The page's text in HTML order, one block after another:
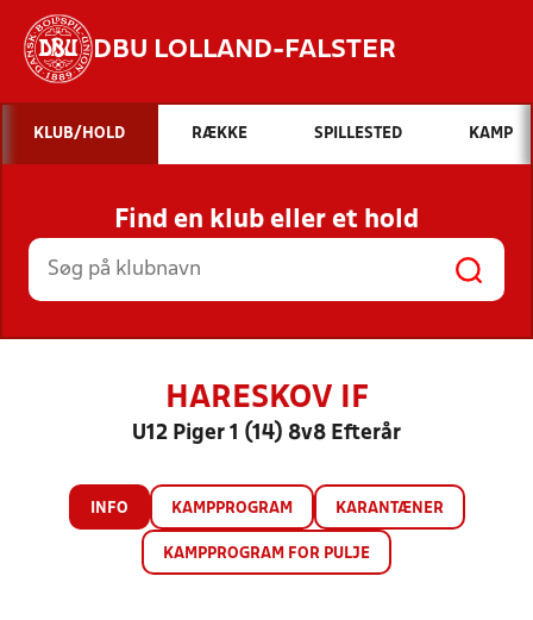
DBU LOLLAND-FALSTER
Hvad vil du søge efter?
INDHOLD OG NYHEDER
STILLINGER, RESULTATER, KLUBBER OG
HOLD
KLUB/HOLD RÆKKE SPILLESTED KAMP
Find en klub eller et hold
HARESKOV IF
U12 Piger 1 (14) 8v8 Efterår
INFO KAMPPROGRAM KARANTÆNER
KAMPPROGRAM FOR PULJE